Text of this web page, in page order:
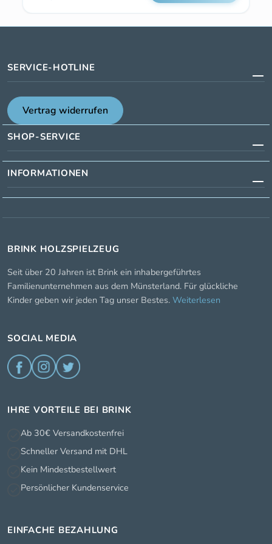
SERVICE-HOTLINE
Vertrag widerrufen
SHOP-SERVICE
INFORMATIONEN
BRINK HOLZSPIELZEUG
Seit über 20 Jahren ist Brink ein inhabergeführtes
Familienunternehmen aus dem Münsterland. Für glückliche
Kinder geben wir jeden Tag unser Bestes. Weiterlesen
SOCIAL MEDIA
IHRE VORTEILE BEI BRINK
Ab 30€ Versandkostenfrei
Schneller Versand mit DHL
Kein Mindestbestellwert
Persönlicher Kundenservice
EINFACHE BEZAHLUNG